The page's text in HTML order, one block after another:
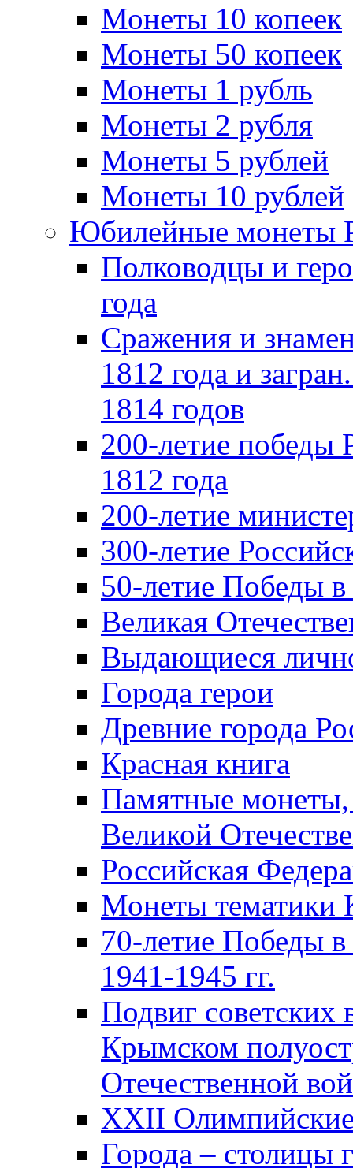
Монеты 10 копеек
Монеты 50 копеек
Монеты 1 рубль
Монеты 2 рубля
Монеты 5 рублей
Монеты 10 рублей
Юбилейные монеты
Полководцы и
года
Сражения и
1812 года и
1814 годов
200-летие победы
1812 года
200-летие
300-летие
50-летие Победы
Великая
Выдающиеся
Города герои
Древние города
Красная книга
Памятные
Великой
Российская
Монеты тематики
70-летие Победы
1941-1945 гг.
Подвиг советских
Крымском
Отечественной
XXII
Города – столицы